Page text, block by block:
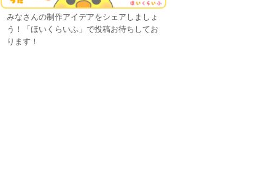
みなさんの制作アイデアをシェアしましょ
う！「ほいくらいふ」で投稿お待ちしてお
ります！